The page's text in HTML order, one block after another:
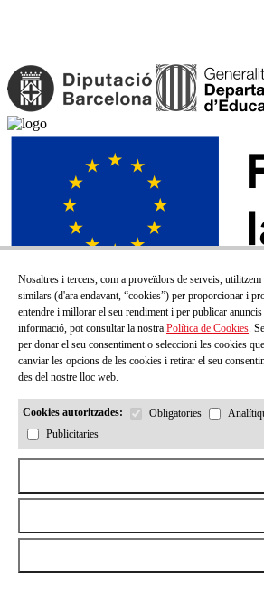
SUBSCRIU-TE AL
Correu electrónic
Nosaltres i tercers, com a proveïdors de serveis,
similars (d'ara endavant, “cookies”) per proporcionar i
entendre i millorar el seu rendiment i per publicar
informació, pot consultar la nostra Política de Cookies.
per donar el seu consentiment o seleccioni les cookies
canviar les opcions de les cookies i retirar el seu
des del nostre lloc web.
Cookies autoritzades: Obligatories
Publicitaries